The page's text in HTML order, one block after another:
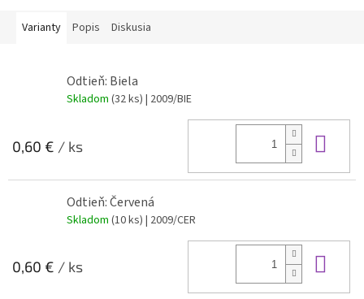
Varianty Popis Diskusia
Odtieň: Biela
Skladom (32 ks) | 2009/BIE
0,60 € / ks
Odtieň: Červená
Skladom (10 ks) | 2009/CER
0,60 € / ks